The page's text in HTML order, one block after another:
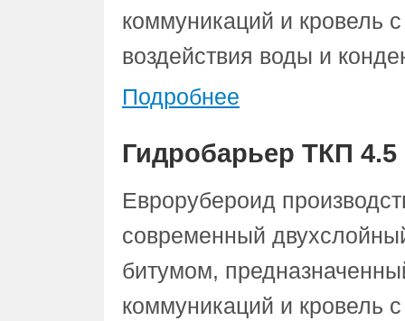
коммуникаций и кровель
воздействия воды и
Подробнее
Гидробарьер ТКП 4.5
Еврорубероид
современный
битумом,
коммуникаций и кровель